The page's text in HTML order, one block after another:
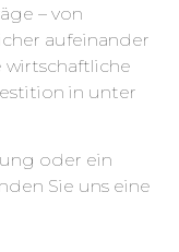
– von
aufeinander
wirtschaftliche
in unter
oder ein
Sie uns eine